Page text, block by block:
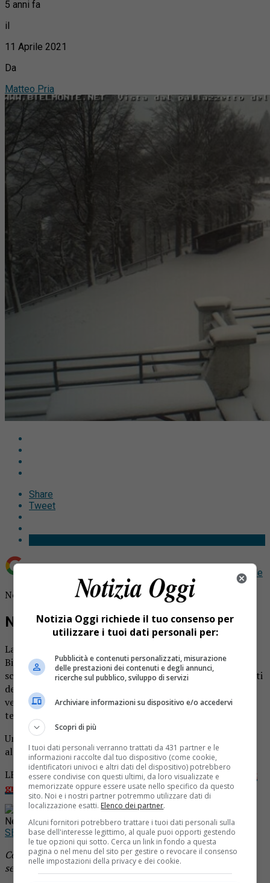
5 anni fa
il
11 Aprile 2021
Da
Matteo Pria
Share
Tweet
Fonte preferita su Google
Neve a Bielmonte: sorpresa anche ad aprile.
Neve a Bielmonte
La notte ha portato con sè un paesaggio innevato a
Bielmonte. Lungo la Panoramica Zegna da ieri sera sono
scesi i primi fiocchi che hanno coperto la strada e i versanti
della montagna. Stamattina Bielmone si è risvegliata
vestendo il vestito bianco, anche se ormai la primavera in
teoria è già iniziata.
Un vero e proprio spettacolo che si può ammirare grazie
alle
web cam posizionate alla stazione sciistica
LEGGI ANCHE:Bielmonte chiude la stagione più triste:
grazie a tutti
Rimani aggiornato seguendoci su Google
News!
SEGUICI
Continua a leggere le notizie diNotizia Oggi Borgosesia
segui la nostrapagina Facebook
Notizia Oggi richiede il tuo consenso per
utilizzare i tuoi dati personali per:
Pubblicità e contenuti personalizzati, misurazione
delle prestazioni dei contenuti e degli annunci,
ricerche sul pubblico, sviluppo di servizi
Archiviare informazioni su dispositivo e/o accedervi
Scopri di più
I tuoi dati personali verranno trattati da 431 partner e le
informazioni raccolte dal tuo dispositivo (come cookie,
identificatori univoci e altri dati del dispositivo) potrebbero
essere condivise con questi ultimi, da loro visualizzate e
memorizzate oppure essere usate nello specifico da questo
sito. Noi e i nostri partner potremmo utilizzare dati di
localizzazione esatti. Elenco dei partner.
Alcuni fornitori potrebbero trattare i tuoi dati personali sulla
base dell'interesse legittimo, al quale puoi opporti gestendo
le tue opzioni qui sotto. Cerca un link in fondo a questa
pagina o nel menu del sito per gestire o revocare il consenso
nelle impostazioni della privacy e dei cookie.